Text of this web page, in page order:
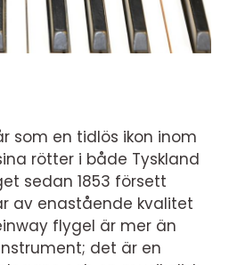
som en tidlös ikon inom
rötter i både Tyskland
sedan 1853 försett
av enastående kvalitet
flygel är mer än
det är en